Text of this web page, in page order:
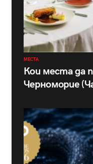
МЕСТА
Кои места
Черноморие